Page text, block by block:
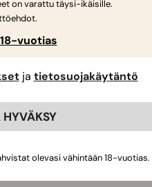
kasvukauden jälkeen.
niitä homeelta.
nuppuja tai estävät
aikana huomaat, että
g/m² sisäkasveista tai 60-
on varattu täysi-ikäisille.
vuotias
ja tietosuojakäytäntö
HYVÄKSY
olevasi vähintään 18-vuotias.